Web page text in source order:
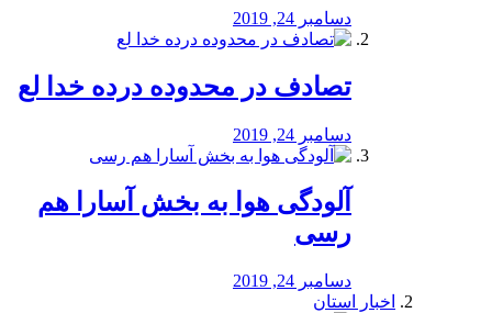
دسامبر 24, 2019
تصادف در محدوده درده خدا لع
دسامبر 24, 2019
آلودگی هوا به بخش آسارا هم
رسی
دسامبر 24, 2019
اخبار استان